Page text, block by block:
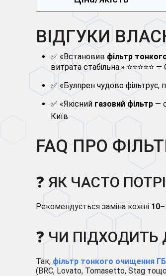
ВІДГУКИ
✅ «Встановив фільтр
витрата стабільна.» ⭐⭐⭐⭐⭐
✅ «Булпрен чудово фільтрує,
✅ «Якісний газовий фільтр —
Київ
FAQ ПРО
❓ ЯК ЧАСТО
Рекомендується заміна кожні
❓ ЧИ
Так,фільтр тонкого очищення
(BRC, Lovato, Tomasetto, Stag